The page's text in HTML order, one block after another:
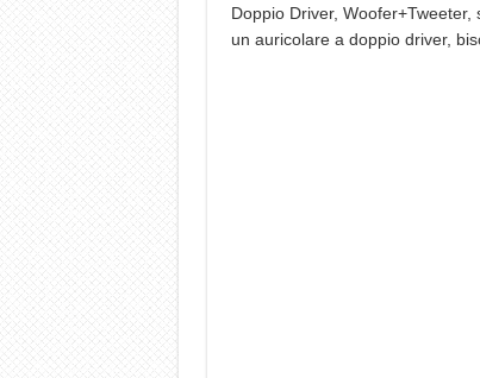
Doppio Driver,
un auricolare a doppio driver,